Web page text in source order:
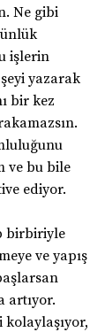
Ne gibi
işlerin
yazarak
bir kez
ve bu bile
ediyor.
birbiriyle
ve yapış
artıyor.